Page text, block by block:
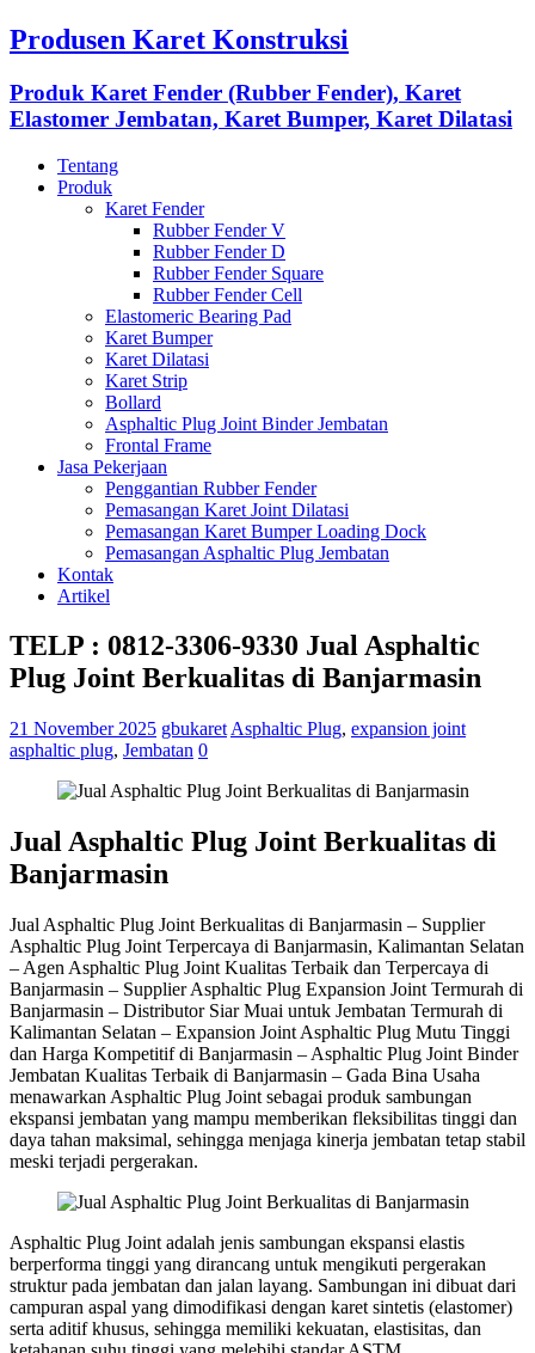
Produsen Karet Konstruksi
Produk Karet Fender (Rubber Fender), Karet
Elastomer Jembatan, Karet Bumper, Karet Dilatasi
Tentang
Produk
Karet Fender
Rubber Fender V
Rubber Fender D
Rubber Fender Square
Rubber Fender Cell
Elastomeric Bearing Pad
Karet Bumper
Karet Dilatasi
Karet Strip
Bollard
Asphaltic Plug Joint Binder Jembatan
Frontal Frame
Jasa Pekerjaan
Penggantian Rubber Fender
Pemasangan Karet Joint Dilatasi
Pemasangan Karet Bumper Loading Dock
Pemasangan Asphaltic Plug Jembatan
Kontak
Artikel
TELP : 0812-3306-9330 Jual Asphaltic
Plug Joint Berkualitas di Banjarmasin
21 November 2025 gbukaret Asphaltic Plug, expansion joint
asphaltic plug, Jembatan 0
Jual Asphaltic Plug Joint Berkualitas di
Banjarmasin
Jual Asphaltic Plug Joint Berkualitas di Banjarmasin – Supplier
Asphaltic Plug Joint Terpercaya di Banjarmasin, Kalimantan Selatan
– Agen Asphaltic Plug Joint Kualitas Terbaik dan Terpercaya di
Banjarmasin – Supplier Asphaltic Plug Expansion Joint Termurah di
Banjarmasin – Distributor Siar Muai untuk Jembatan Termurah di
Kalimantan Selatan – Expansion Joint Asphaltic Plug Mutu Tinggi
dan Harga Kompetitif di Banjarmasin – Asphaltic Plug Joint Binder
Jembatan Kualitas Terbaik di Banjarmasin – Gada Bina Usaha
menawarkan Asphaltic Plug Joint sebagai produk sambungan
ekspansi jembatan yang mampu memberikan fleksibilitas tinggi dan
daya tahan maksimal, sehingga menjaga kinerja jembatan tetap stabil
meski terjadi pergerakan.
Asphaltic Plug Joint adalah jenis sambungan ekspansi elastis
berperforma tinggi yang dirancang untuk mengikuti pergerakan
struktur pada jembatan dan jalan layang. Sambungan ini dibuat dari
campuran aspal yang dimodifikasi dengan karet sintetis (elastomer)
serta aditif khusus, sehingga memiliki kekuatan, elastisitas, dan